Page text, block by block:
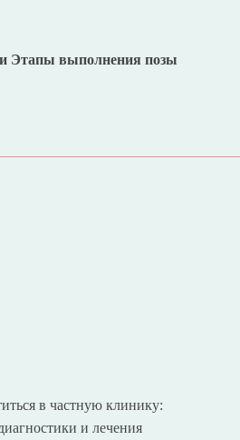
Этапы выполнения позы
в частную клинику:
и лечения